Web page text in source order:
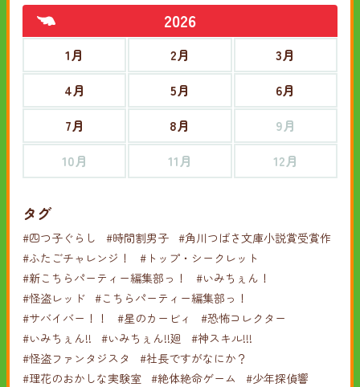
2026
1月 2月
3月
4月
5月
6月
7月
8月
9月
10月
11月 12月
タグ
#四つ子ぐらし #時間割男子 #角川つばさ文庫小説賞受賞作
#ふたごチャレンジ！
#トップ・シークレット
#新こちらパーティー編集部っ！
#いみちぇん！
#怪盗レッド #こちらパーティー編集部っ！
#サバイバー！！
#星のカービィ
#恐怖コレクター
#いみちぇん!!
#いみちぇん!!廻
#神スキル!!!
#怪盗ファンタジスタ
#社長ですがなにか？
#理花のおかしな実験室 #絶体絶命ゲーム
#少年探偵響